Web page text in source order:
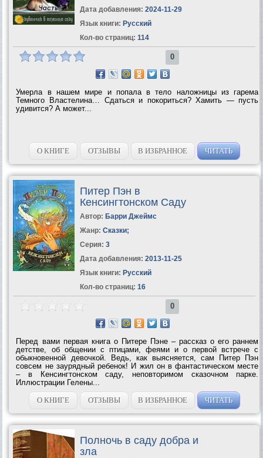
Дата добавления: 2024-11-29
Язык книги: Русский
Кол-во страниц: 114
0
Умерла в нашем мире и попала в тело наложницы из гарема
Темного Властелина… Сдаться и покориться? Хамить — пусть
удивится? А может...
О КНИГЕ ОТЗЫВЫ В ИЗБРАННОЕ ЧИТАТЬ
Питер Пэн в
Кенсингтонском Саду
Автор: Барри Джеймс
Жанр: Сказки;
Серия: 3
Дата добавления: 2013-11-25
Язык книги: Русский
Кол-во страниц: 16
0
Перед вами первая книга о Питере Пэне – рассказ о его раннем
детстве, об общении с птицами, феями и о первой встрече с
обыкновенной девочкой. Ведь, как выясняется, сам Питер Пэн
совсем не заурядный ребенок! И жил он в фантастическом месте
– в Кенсингтонском саду, неповторимом сказочном парке.
Иллюстрации Гелены...
О КНИГЕ
ОТЗЫВЫ В ИЗБРАННОЕ ЧИТАТЬ
Полночь в саду добра и
зла